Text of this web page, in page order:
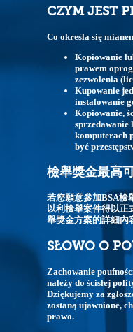
CZYM JEST
Co określa się
Kopiowanie
prawem
zezwolenia
Kupowanie
instalowanie
Kopiowanie,
sprzedawanie
komputerach
być
檢舉獎金最高
若您願意參加BSA檢
以利檢舉案件得以正
舉獎金方案的詳細內
SŁOWO O
Zachowanie
należy do ścisłej
Dziękujemy za
zostaną ujawnione,
prawo.